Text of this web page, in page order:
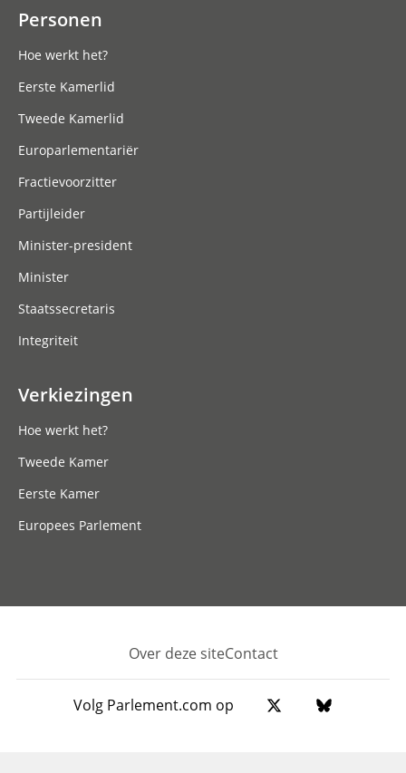
Personen
Hoe werkt het?
Eerste Kamerlid
Tweede Kamerlid
Europarlementariër
Fractievoorzitter
Partijleider
Minister-president
Minister
Staatssecretaris
Integriteit
Verkiezingen
Hoe werkt het?
Tweede Kamer
Eerste Kamer
Europees Parlement
Footer
Over deze siteContact
Volg Parlement.com op